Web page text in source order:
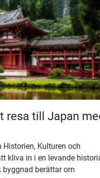
resa till Japan
Kulturen och
kliva in i en levande
berättar om